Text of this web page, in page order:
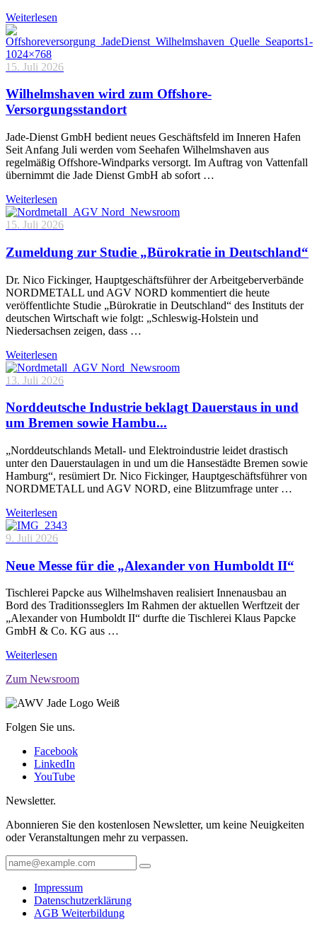
Weiterlesen
15. Juli 2026
Wilhelmshaven wird zum Offshore-
Versorgungsstandort
Jade-Dienst GmbH bedient neues Geschäftsfeld im Inneren Hafen
Seit Anfang Juli werden vom Seehafen Wilhelmshaven aus
regelmäßig Offshore-Windparks versorgt. Im Auftrag von Vattenfall
übernimmt die Jade Dienst GmbH ab sofort …
Weiterlesen
15. Juli 2026
Zumeldung zur Studie „Bürokratie in Deutschland“
Dr. Nico Fickinger, Hauptgeschäftsführer der Arbeitgeberverbände
NORDMETALL und AGV NORD kommentiert die heute
veröffentlichte Studie „Bürokratie in Deutschland“ des Instituts der
deutschen Wirtschaft wie folgt: „Schleswig-Holstein und
Niedersachsen zeigen, dass …
Weiterlesen
13. Juli 2026
Norddeutsche Industrie beklagt Dauerstaus in und
um Bremen sowie Hambu...
„Norddeutschlands Metall- und Elektroindustrie leidet drastisch
unter den Dauerstaulagen in und um die Hansestädte Bremen sowie
Hamburg“, resümiert Dr. Nico Fickinger, Hauptgeschäftsführer von
NORDMETALL und AGV NORD, eine Blitzumfrage unter …
Weiterlesen
9. Juli 2026
Neue Messe für die „Alexander von Humboldt II“
Tischlerei Papcke aus Wilhelmshaven realisiert Innenausbau an
Bord des Traditionsseglers Im Rahmen der aktuellen Werftzeit der
„Alexander von Humboldt II“ durfte die Tischlerei Klaus Papcke
GmbH & Co. KG aus …
Weiterlesen
Zum Newsroom
Folgen Sie uns.
Facebook
LinkedIn
YouTube
Newsletter.
Abonnieren Sie den kostenlosen Newsletter, um keine Neuigkeiten
oder Veranstaltungen mehr zu verpassen.
Impressum
Datenschutzerklärung
AGB Weiterbildung